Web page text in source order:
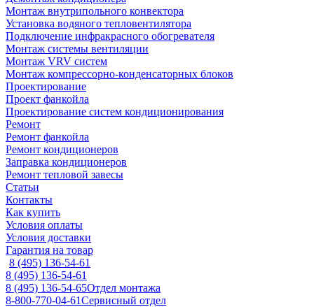
Монтаж внутрипольного конвектора
Установка водяного тепловентилятора
Подключение инфракрасного обогревателя
Монтаж системы вентиляции
Монтаж VRV систем
Монтаж компрессорно-конденсаторных блоков
Проектирование
Проект фанкойла
Проектирование систем кондиционирования
Ремонт
Ремонт фанкойла
Ремонт кондиционеров
Заправка кондиционеров
Ремонт тепловой завесы
Статьи
Контакты
Как купить
Условия оплаты
Условия доставки
Гарантия на товар
8 (495) 136-54-61
8 (495) 136-54-61
8 (495) 136-54-65Отдел монтажа
8-800-770-04-61Сервисный отдел